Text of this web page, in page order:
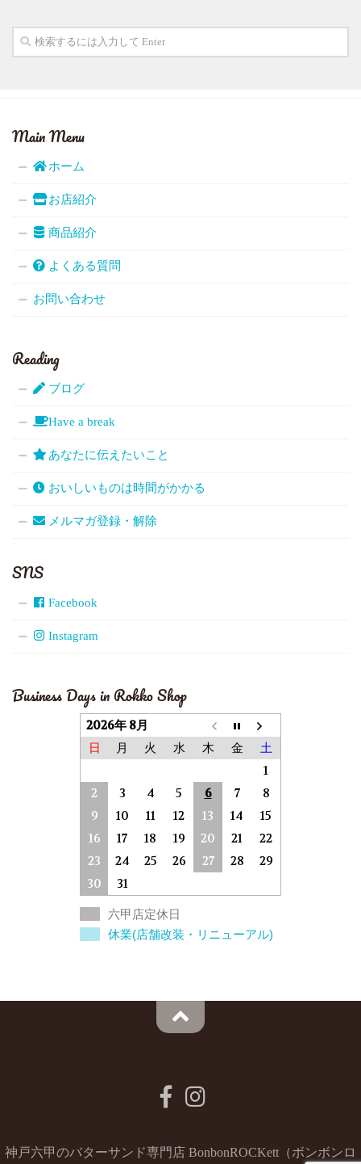
Main Menu
ホーム
お店紹介
商品紹介
よくある質問
お問い合わせ
Reading
ブログ
Have a break
あなたに伝えたいこと
おいしいものは時間がかかる
メルマガ登録・解除
SNS
Facebook
Instagram
Business Days in Rokko Shop
2026年 8月
日 月 火 水 木 金 土
1
2
3 4 5 6 7
8
9
10 11 12 13 14
15
16
17 18 19 20 21
22
23
24 25 26 27 28
29
30
31
六甲店定休日
休業(店舗改装・リニューアル)
神戸六甲のバターサンド専門店 BonbonROCKett（ボンボンロ